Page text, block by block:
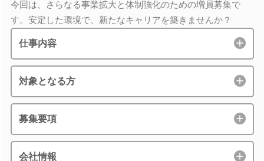
今回は、さらなる事業拡大と体制強化のための増員募集で
す。安定した環境で、新たなキャリアを築きませんか？
仕事内容
対象となる方
募集要項
会社情報